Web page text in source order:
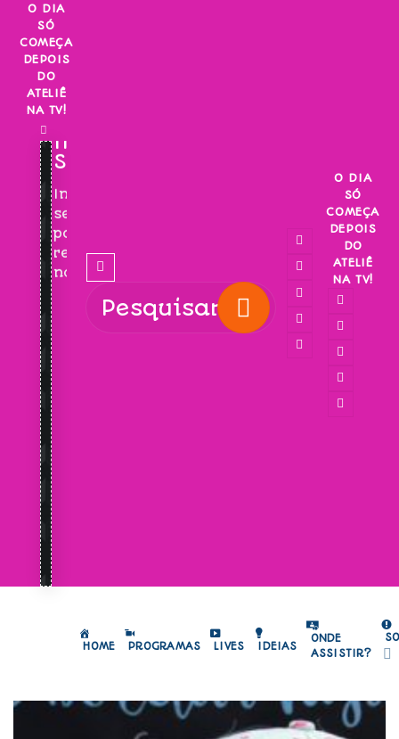
Skip
content
O DIA
SÓ
COMEÇA
DEPOIS
DO
ATELIÊ
NA TV!
INSCREVA-
SE!
Inscreva-
se
para
receber
novidades!
O DIA
SÓ
COMEÇA
DEPOIS
DO
ATELIÊ
NA TV!
HOME PROGRAMAS LIVES IDEIAS
ONDE
ASSISTIR?